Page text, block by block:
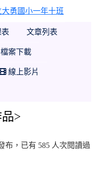
文章列表
檔案下載
線上影片
>
布，已有 585 人次閱讀過